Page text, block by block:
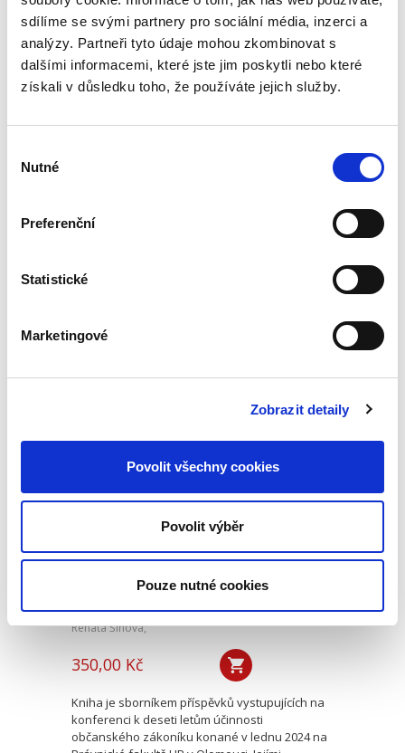
sdílíme se svými partnery pro sociální média, inzerci a
analýzy. Partneři tyto údaje mohou zkombinovat s
dalšími informacemi, které jste jim poskytli nebo které
získali v důsledku toho, že používáte jejich služby.
souhlasu
Nutné
Preferenční
Statistické
Marketingové
Zobrazit detaily
Povolit všechny cookies
Povolit výběr
Pouze nutné cookies
ryzí teorii, v knize čtenář nalezne srozumitelná
řešení...
Nepominutelný
vydědění
340,00 Kč
Nová monografie se věnuje problematice
nepominutelného dědice, jeho vydědění a
nového občanského zákoníku v roce 2014 stala
Deset let účinnosti
zákoníku
Renáta Šínová,
350,00 Kč
Kniha je sborníkem příspěvků vystupujících na
konferenci k deseti letům účinnosti
občanského zákoníku konané v lednu 2024 na